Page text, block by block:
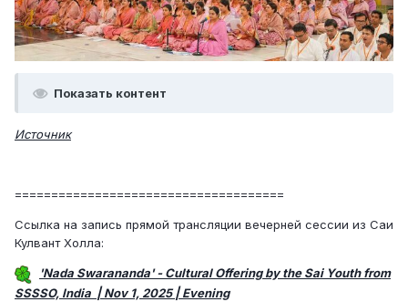
Показать контент
Источник
=====================================
Ссылка на запись прямой трансляции вечерней сессии из Саи
Кулвант Холла:
'Nada Swarananda' - Cultural Offering by the Sai Youth from
SSSSO, India | Nov 1, 2025 | Evening